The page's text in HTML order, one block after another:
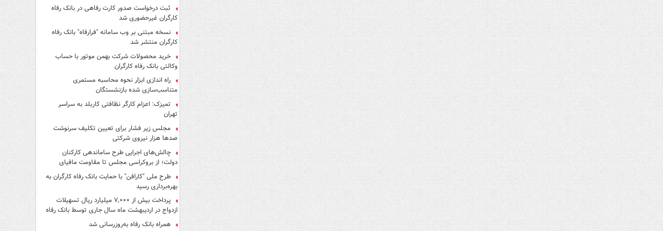
ثبت درخواست صدور کارت رفاهی در بانک رفاه
کارگران غیرحضوری شد
نسخه مبتنی بر وب سامانه "فرارفاه" بانک رفاه
کارگران منتشر شد
خرید محصولات شرکت بهمن موتور با حساب
وکالتی بانک رفاه کارگران
راه اندازی ابزار نحوه محاسبه مستمری
متناسب‌سازی شده بازنشستگان
تمیزک: اعزام کارگر نظافتی کاربلد به سراسر
تهران
مجلس زیر فشار برای تعیین تکلیف سرنوشت
صدها هزار نیروی شرکتی
چالش‌های اجرایی طرح ساماندهی کارکنان
دولت؛ از بروکراسی مجلس تا مقاومت مافیای
واسطه‌گری
طرح ملی "کارافن" با حمایت بانک رفاه کارگران به
بهره‌برداری رسید
پرداخت بیش از ۷,۰۰۰ میلیارد ریال تسهیلات
ازدواج در اردیبهشت ماه سال جاری توسط بانک رفاه
کارگران
همراه بانک رفاه به‌روزرسانی شد